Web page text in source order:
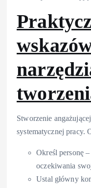
Stworzenie
systematycznej pracy.
Określ personę
oczekiwania
Ustal główny